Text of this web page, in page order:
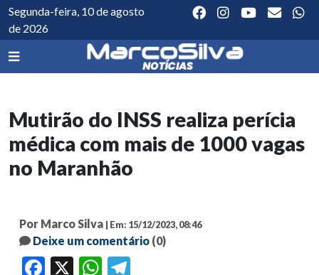
Segunda-feira, 10 de agosto
de 2026
Mutirão do INSS realiza perícia
médica com mais de 1000 vagas
no Maranhão
Por Marco Silva | Em: 15/12/2023, 08:46
Deixe um comentário (0)
Facebook WhatsApp